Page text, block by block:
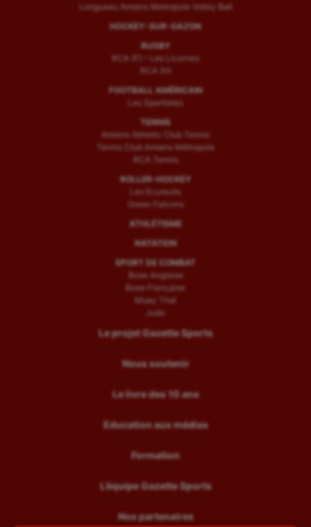
Sport-santé
Tir à l'arc
Triathlon
Ultimate frisbee
UNSS
Longueau Amiens Metropole Volley Ball
HOCKEY-SUR-GAZON
RUGBY
RCA (F) – Les Licornes
RCA (H)
FOOTBALL AMÉRICAIN
Les Spartiates
TENNIS
Amiens Athletic Club Tennis
Tennis Club Amiens Métropole
RCA Tennis
ROLLER-HOCKEY
Les Ecureuils
Green Falcons
ATHLÉTISME
NATATION
SPORT DE COMBAT
Boxe Anglaise
Boxe Française
Muay Thaï
Judo
Le projet Gazette Sports
Nous soutenir
Le livre des 10 ans
Education aux médias
Formation
L’équipe Gazette Sports
Nos partenaires